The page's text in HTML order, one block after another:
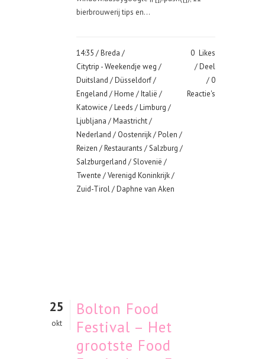
bierbrouwerij tips en...
14:35 /Breda /
Citytrip - Weekendje weg /
Duitsland /Düsseldorf/
Engeland /Home /Italië /
Katowice /Leeds /Limburg /
Ljubljana /Maastricht/
Nederland / Oostenrijk/Polen /
Reizen /Restaurants /Salzburg /
Salzburgerland /Slovenië /
Twente /Verenigd Koninkrijk/
Zuid-Tirol/ Daphne van Aken
0 Likes
Deel
0
Reactie's
25
okt
Bolton Food
Festival – Het
grootste Food